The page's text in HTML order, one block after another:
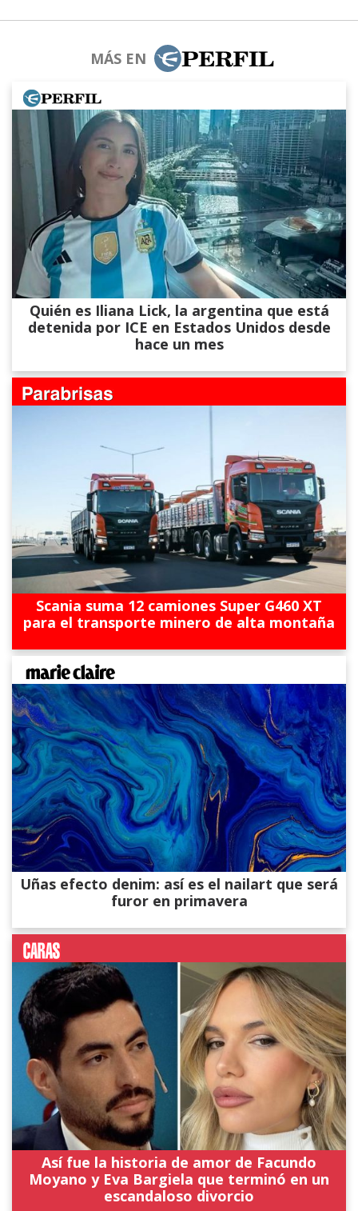
MÁS EN
Quién es Iliana Lick, la argentina que está
detenida por ICE en Estados Unidos desde
hace un mes
Scania suma 12 camiones Super G460 XT
para el transporte minero de alta montaña
Uñas efecto denim: así es el nailart que será
furor en primavera
Así fue la historia de amor de Facundo
Moyano y Eva Bargiela que terminó en un
escandaloso divorcio